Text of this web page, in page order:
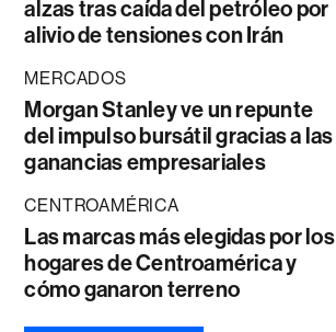
alzas tras caída del petróleo por
alivio de tensiones con Irán
MERCADOS
Morgan Stanley ve un repunte
del impulso bursátil gracias a las
ganancias empresariales
CENTROAMÉRICA
Las marcas más elegidas por los
hogares de Centroamérica y
cómo ganaron terreno